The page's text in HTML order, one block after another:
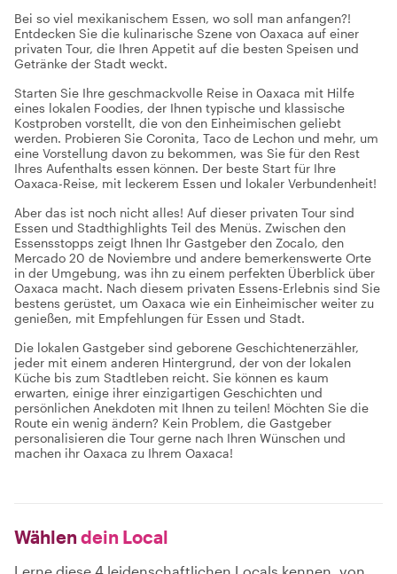
Bei so viel mexikanischem Essen, wo soll man anfangen?!
Entdecken Sie die kulinarische Szene von Oaxaca auf einer
privaten Tour, die Ihren Appetit auf die besten Speisen und
Getränke der Stadt weckt.
Starten Sie Ihre geschmackvolle Reise in Oaxaca mit Hilfe
eines lokalen Foodies, der Ihnen typische und klassische
Kostproben vorstellt, die von den Einheimischen geliebt
werden. Probieren Sie Coronita, Taco de Lechon und mehr, um
eine Vorstellung davon zu bekommen, was Sie für den Rest
Ihres Aufenthalts essen können. Der beste Start für Ihre
Oaxaca-Reise, mit leckerem Essen und lokaler Verbundenheit!
Aber das ist noch nicht alles! Auf dieser privaten Tour sind
Essen und Stadthighlights Teil des Menüs. Zwischen den
Essensstopps zeigt Ihnen Ihr Gastgeber den Zocalo, den
Mercado 20 de Noviembre und andere bemerkenswerte Orte
in der Umgebung, was ihn zu einem perfekten Überblick über
Oaxaca macht. Nach diesem privaten Essens-Erlebnis sind Sie
bestens gerüstet, um Oaxaca wie ein Einheimischer weiter zu
genießen, mit Empfehlungen für Essen und Stadt.
Die lokalen Gastgeber sind geborene Geschichtenerzähler,
jeder mit einem anderen Hintergrund, der von der lokalen
Küche bis zum Stadtleben reicht. Sie können es kaum
erwarten, einige ihrer einzigartigen Geschichten und
persönlichen Anekdoten mit Ihnen zu teilen! Möchten Sie die
Route ein wenig ändern? Kein Problem, die Gastgeber
personalisieren die Tour gerne nach Ihren Wünschen und
machen ihr Oaxaca zu Ihrem Oaxaca!
Wählen dein Local